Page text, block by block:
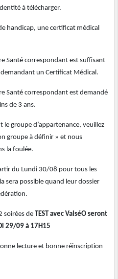
à télécharger.
handicap, une certificat médical
Santé correspondant est suffisant
un Certificat Médical.
Santé correspondant est demandé
de 3 ans.
le groupe d’appartenance, veuillez
groupe à définir » et nous
la foulée.
du Lundi 30/08 pour tous les
sera possible quand leur dossier
soirées de TEST avec ValséO seront
29/09 à 17H15
lecture et bonne réinscription